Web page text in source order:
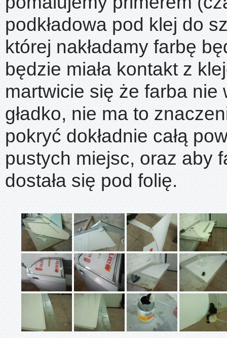
podkładowa pod klej do
której nakładamy farbę
będzie miała kontakt z
martwicie się że farba nie
gładko, nie ma to
pokryć dokładnie całą
pustych miejsc, oraz aby
dostała się pod folię.